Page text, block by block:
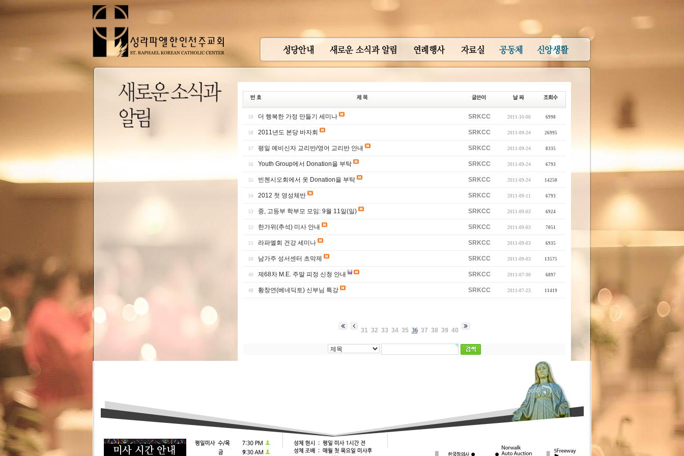
59 더 행복한 가정 만들기 세미나 SRKCC 2011-10-06 6998
58 2011년도 본당 바자회 SRKCC 2011-09-24 26995
57 평일 예비신자 교리반/영어 교리반 안내 SRKCC 2011-09-24 8335
56 Youth Group에서 Donation을 부탁 SRKCC 2011-09-24 6793
55 빈첸시오회에서 옷 Donation을 부탁 SRKCC 2011-09-24 14250
54 2012 첫 영성체반 SRKCC 2011-09-11 6793
53 중, 고등부 학부모 모임: 9월 11일(일) SRKCC 2011-09-03 6924
52 한가위(추석) 미사 안내 SRKCC 2011-09-03 7051
51 라파엘회 건강 세미나 SRKCC 2011-09-03 6935
50 남가주 성서센터 초막제 SRKCC 2011-09-03 13575
49 제68차 M.E. 주말 피정 신청 안내 SRKCC 2011-07-30 6897
48 황창연(베네딕토) 신부님 특강 SRKCC 2011-07-23 11419
31 32 33 34 35 36 37 38 39 40